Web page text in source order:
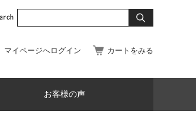
マイページへログイン カートをみる
お客様の声